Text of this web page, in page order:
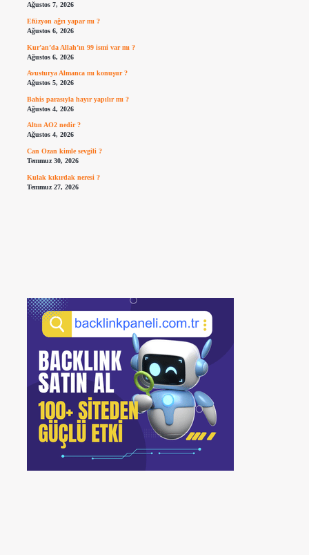
Ağustos 7, 2026
Efüzyon ağrı yapar mı ?
Ağustos 6, 2026
Kur’an’da Allah’ın 99 ismi var mı ?
Ağustos 6, 2026
Avusturya Almanca mı konuşur ?
Ağustos 5, 2026
Bahis parasıyla hayır yapılır mı ?
Ağustos 4, 2026
Altın AO2 nedir ?
Ağustos 4, 2026
Can Ozan kimle sevgili ?
Temmuz 30, 2026
Kulak kıkırdak neresi ?
Temmuz 27, 2026